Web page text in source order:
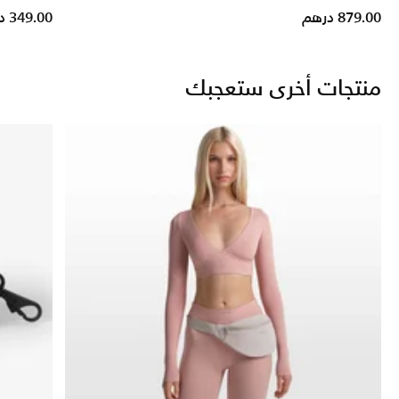
879.00 درهم 349.00 درهم
منتجات أخرى ستعجبك